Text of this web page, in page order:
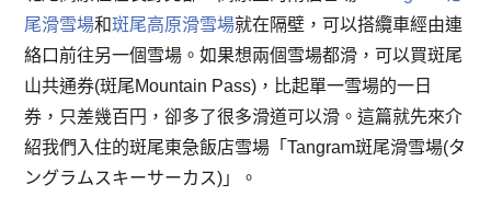
尾滑雪場和斑尾高原滑雪場就在隔壁，可以搭纜車經由連
絡口前往另一個雪場。如果想兩個雪場都滑，可以買斑尾
山共通券(斑尾Mountain Pass)，比起單一雪場的一日
券，只差幾百円，卻多了很多滑道可以滑。這篇就先來介
紹我們入住的斑尾東急飯店雪場「Tangram斑尾滑雪場(タ
ングラムスキーサーカス)」。